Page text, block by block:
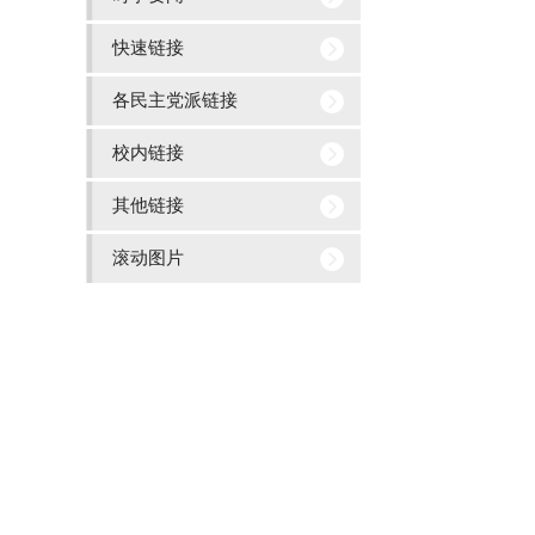
快速链接
各民主党派链接
校内链接
其他链接
滚动图片